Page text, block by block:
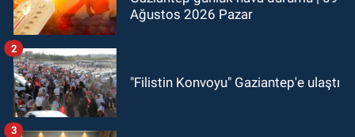
Ağustos 2026 Pazar
"Filistin Konvoyu" Gaziantep'e ulaştı
2
3